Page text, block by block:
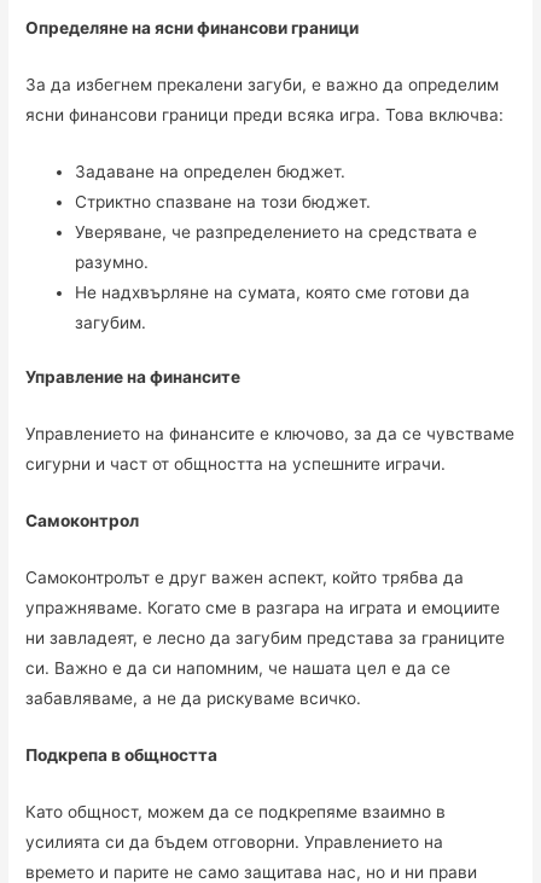
Определяне на ясни финансови граници
За да избегнем прекалени загуби, е важно да определим
ясни финансови граници преди всяка игра. Това включва:
Задаване на определен бюджет.
Стриктно спазване на този бюджет.
Уверяване, че разпределението на средствата е
разумно.
Не надхвърляне на сумата, която сме готови да
загубим.
Управление на финансите
Управлението на финансите е ключово, за да се чувстваме
сигурни и част от общността на успешните играчи.
Самоконтрол
Самоконтролът е друг важен аспект, който трябва да
упражняваме. Когато сме в разгара на играта и емоциите
ни завладеят, е лесно да загубим представа за границите
си. Важно е да си напомним, че нашата цел е да се
забавляваме, а не да рискуваме всичко.
Подкрепа в общността
Като общност, можем да се подкрепяме взаимно в
усилията си да бъдем отговорни. Управлението на
времето и парите не само защитава нас, но и ни прави